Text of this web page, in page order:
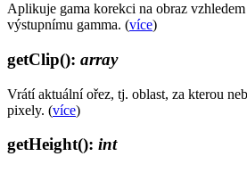
Aplikuje gama korekci na obraz
výstupnímu gamma. (více)
getClip(): array
Vrátí aktuální ořez, tj. oblast, za kterou
pixely. (více)
getHeight(): int